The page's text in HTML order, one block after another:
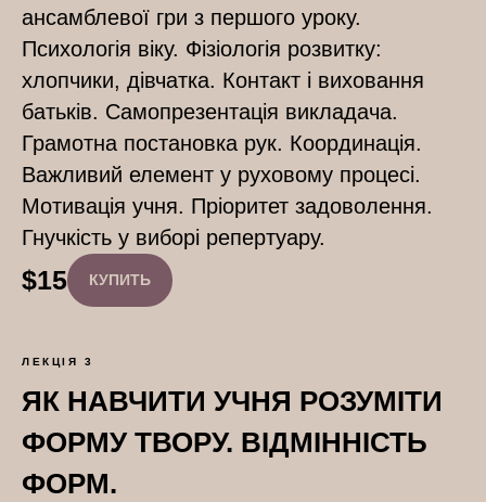
ансамблевої гри з першого уроку.
Психологія віку. Фізіологія розвитку:
хлопчики, дівчатка. Контакт і виховання
батьків. Самопрезентація викладача.
Грамотна постановка рук. Координація.
Важливий елемент у руховому процесі.
Мотивація учня. Пріоритет задоволення.
Гнучкість у виборі репертуару.
$15 КУПИТЬ
ЛЕКЦІЯ 3
ЯК НАВЧИТИ УЧНЯ РОЗУМІТИ
ФОРМУ ТВОРУ. ВІДМІННІСТЬ
ФОРМ.